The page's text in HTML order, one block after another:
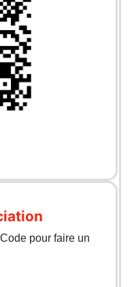
pour faire un